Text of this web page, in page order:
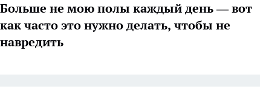
Больше не мою полы каждый день — вот
как часто это нужно делать, чтобы не
навредить